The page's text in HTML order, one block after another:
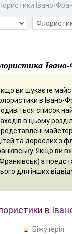
Івано-
Івано-
ви шукаєте
в Івано-
список
в цьому
та дорослих з
Якщо ви
з
для інших
в
Біжутерія